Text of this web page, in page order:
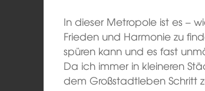
In dieser Metropole ist es –
Frieden und Harmonie zu
spüren kann und es fast
Da ich immer in kleineren
dem Großstadtleben Schritt